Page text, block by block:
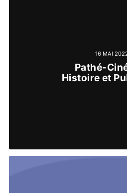
16 MAI
Pathé-
Histoire et